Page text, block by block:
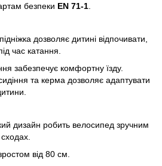
безпеки EN 71-1
дозволяє дитині відпочивати,
час катання.
забезпечує комфортну їзду.
та керма дозволяє адаптувати
дизайн робить велосипед зручним
від 80 см.